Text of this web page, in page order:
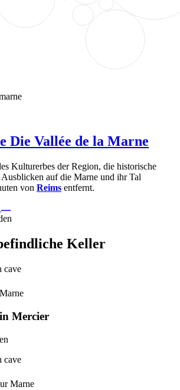
Die Vallée de la Marne
Kulturerbes der Region, die historische
auf die Marne und ihr Tal
von Reims entfernt.
Keller
Mercier
Marne